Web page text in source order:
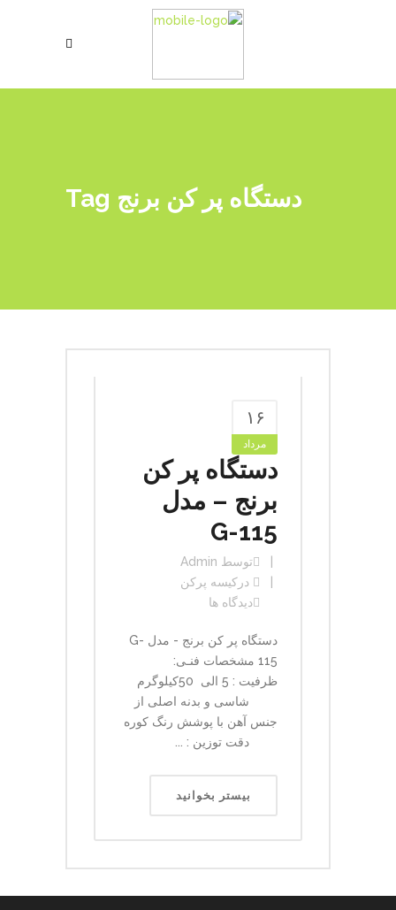
دستگاه پر کن برنج Tag
۱۶
مرداد
دستگاه پر کن
برنج – مدل
G-115
توسط Admin
در کیسه پرکن
دیدگاه ها
دستگاه پر کن برنج - مدل G-
115 مشخصات فنـی:
ظرفیت : 5 الی 50کیلوگرم
شاسی و بدنه اصلی از
جنس آهن با پوشش رنگ کوره
دقت توزین : ...
بیستر بخوانید